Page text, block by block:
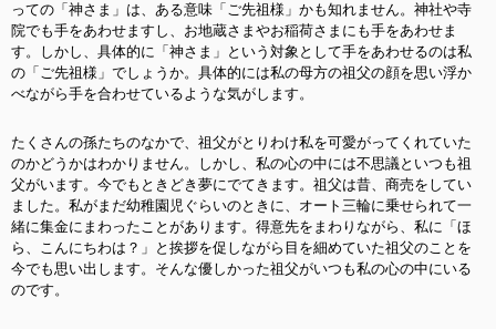
っての「神さま」は、ある意味「ご先祖様」かも知れません。神社や寺
院でも手をあわせますし、お地蔵さまやお稲荷さまにも手をあわせま
す。しかし、具体的に「神さま」という対象として手をあわせるのは私
の「ご先祖様」でしょうか。具体的には私の母方の祖父の顔を思い浮か
べながら手を合わせているような気がします。
たくさんの孫たちのなかで、祖父がとりわけ私を可愛がってくれていた
のかどうかはわかりません。しかし、私の心の中には不思議といつも祖
父がいます。今でもときどき夢にでてきます。祖父は昔、商売をしてい
ました。私がまだ幼稚園児ぐらいのときに、オート三輪に乗せられて一
緒に集金にまわったことがあります。得意先をまわりながら、私に「ほ
ら、こんにちわは？」と挨拶を促しながら目を細めていた祖父のことを
今でも思い出します。そんな優しかった祖父がいつも私の心の中にいる
のです。